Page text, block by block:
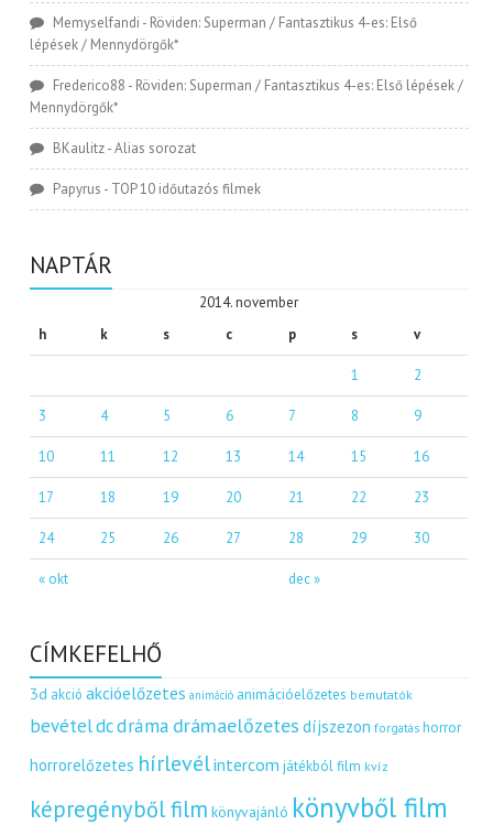
Memyselfandi - Röviden: Superman / Fantasztikus 4-es: Első
lépések / Mennydörgők*
Frederico88 - Röviden: Superman / Fantasztikus 4-es: Első lépések /
Mennydörgők*
BKaulitz-Alias sorozat
Papyrus - TOP 10 időutazós filmek
NAPTÁR
2014. november
h
k s c p s v
« okt dec »
1 2
3 4 5 6 7 8 9
10 11 12 13 14 15 16
17 18 19 20 21 22 23
24 25 26 27 28 29 30
CÍMKEFELHŐ
3d akció akcióelőzetes animáció animációelőzetes bemutatók
bevételdcdráma drámaelőzetes díjszezon forgatás horror
horrorelőzetes hírlevélintercom játékból film kvíz
képregényből film könyvajánló könyvből film